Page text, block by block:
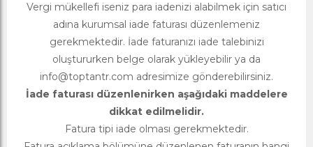
Vergi mükellefi iseniz para iadenizi alabilmek için satıcı
adına kurumsal iade faturası düzenlemeniz
gerekmektedir. İade faturanızı iade talebinizi
oluştururken belge olarak yükleyebilir ya da
info@toptantr.com adresimize gönderebilirsiniz.
İade faturası düzenlenirken aşağıdaki maddelere
dikkat edilmelidir.
Fatura tipi iade olması gerekmektedir.